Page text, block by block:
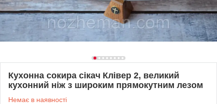
Кухонна сокира сікач Клівер 2, великий
кухонний ніж з широким прямокутним лезом
Немає в наявності